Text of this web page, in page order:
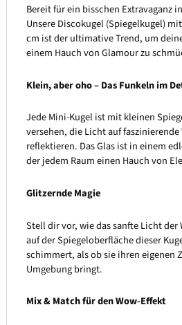
Bereit für ein bisschen Extravaganz
Unsere Discokugel (Spiegelkugel)
cm ist der ultimative Trend, um
einem Hauch von Glamour zu
Klein, aber oho – Das Funkeln im
Jede Mini-Kugel ist mit kleinen
versehen, die Licht auf faszinierende
reflektieren. Das Glas ist in einem
der jedem Raum einen Hauch von
Glitzernde Magie
Stell dir vor, wie das sanfte Licht
auf der Spiegeloberfläche dieser
schimmert, als ob sie ihren eigenen
Umgebung bringt.
Mix & Match für den Wow-Effekt